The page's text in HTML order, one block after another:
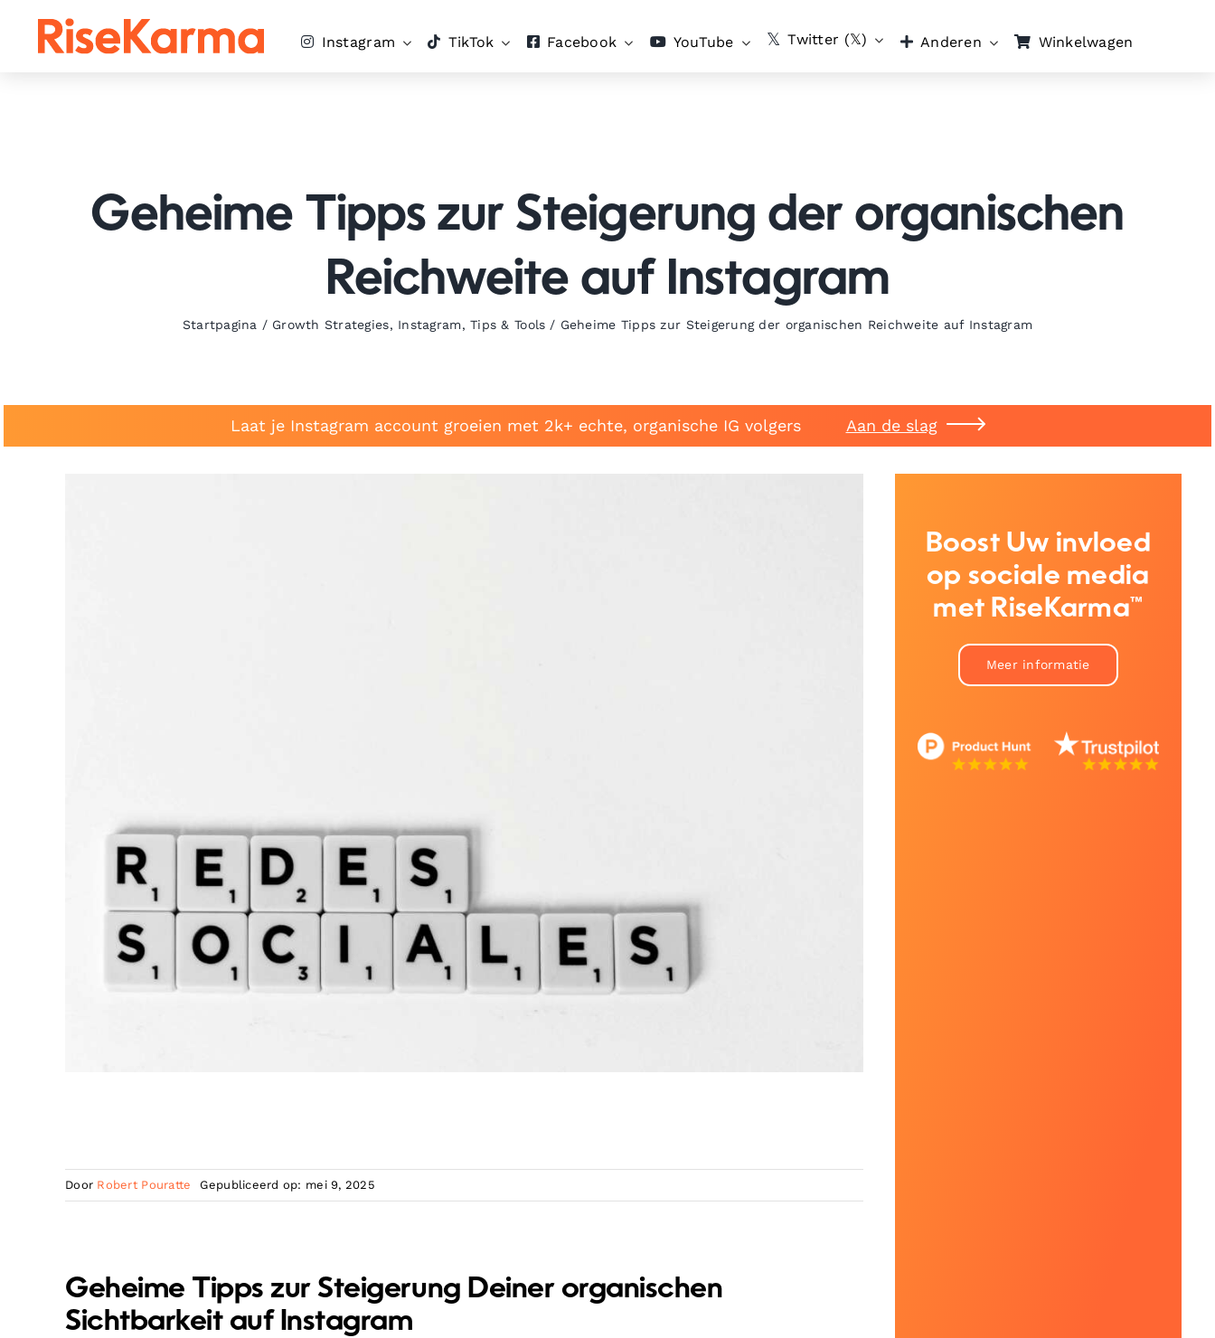
Instagram TikTok Facebook YouTube Twitter (𝕏) Anderen Winkelwagen
Geheime Tipps zur Steigerung der organischen
Reichweite auf Instagram
Startpagina / Growth Strategies, Instagram,Tips & Tools / Geheime Tipps zur Steigerung der organischen Reichweite auf Instagram
Laat je Instagram account groeien met 2k+ echte, organische IG volgers Aan de slag
Door Robert Pouratte Gepubliceerd op: mei 9, 2025
Geheime Tipps zur Steigerung Deiner organischen
Sichtbarkeit auf Instagram
Boost Uw invloed
op sociale media
met RiseKarma™
Meer informatie